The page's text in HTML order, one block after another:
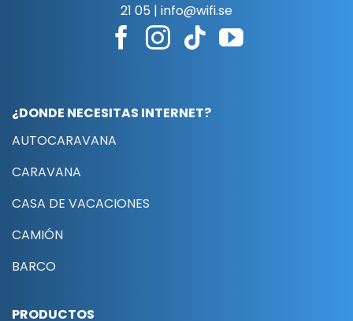
21 05 | info@wifi.se
¿DONDE NECESITAS INTERNET?
AUTOCARAVANA
CARAVANA
CASA DE VACACIONES
CAMIÓN
BARCO
PRODUCTOS